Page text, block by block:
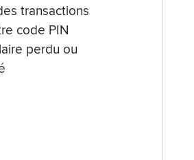
transactions
code PIN
perdu ou